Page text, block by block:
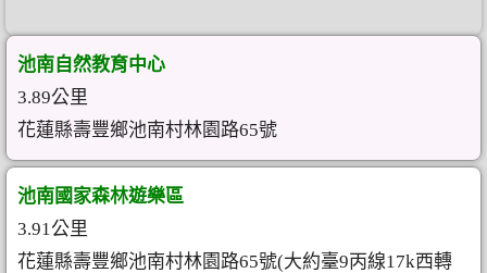
池南自然教育中心
3.89公里
花蓮縣壽豐鄉池南村林園路65號
池南國家森林遊樂區
3.91公里
花蓮縣壽豐鄉池南村林園路65號(大約臺9丙線17k西轉